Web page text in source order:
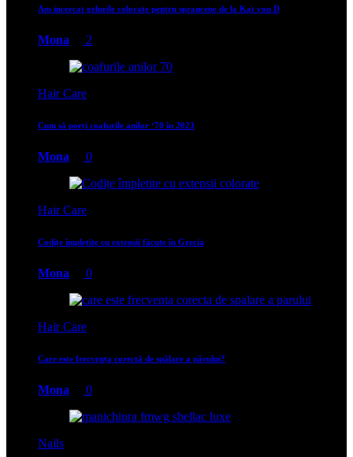
Am incercat gelurile colorate pentru sprancene de la Kat von D
Mona 2
Hair Care
Cum să porți coafurile anilor ‘70 în 2023
Mona 0
Hair Care
Codițe împletite cu extensii făcute în Grecia
Mona 0
Hair Care
Care este frecvența corectă de spălare a părului?
Mona 0
Nails